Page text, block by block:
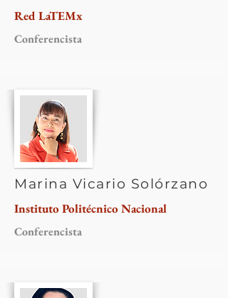
Red LaTEMx
Conferencista
Marina Vicario Solórzano
Instituto Politécnico Nacional
Conferencista